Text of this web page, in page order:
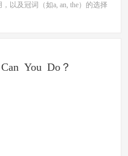
以及冠词（如a, an, the）的选择
You Do？